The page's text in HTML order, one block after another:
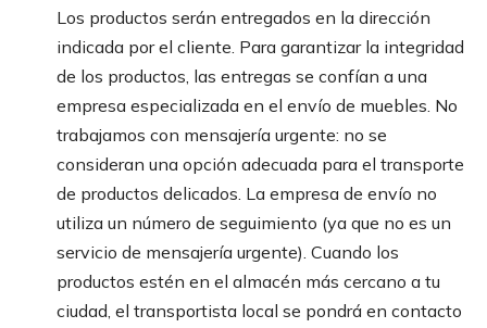
Los productos serán entregados en la dirección
indicada por el cliente. Para garantizar la integridad
de los productos, las entregas se confían a una
empresa especializada en el envío de muebles. No
trabajamos con mensajería urgente: no se
consideran una opción adecuada para el transporte
de productos delicados. La empresa de envío no
utiliza un número de seguimiento (ya que no es un
servicio de mensajería urgente). Cuando los
productos estén en el almacén más cercano a tu
ciudad, el transportista local se pondrá en contacto